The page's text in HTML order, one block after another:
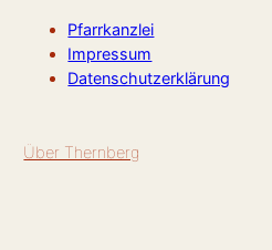
Pfarrkanzlei
Impressum
Datenschutzerklärung
Über Thernberg